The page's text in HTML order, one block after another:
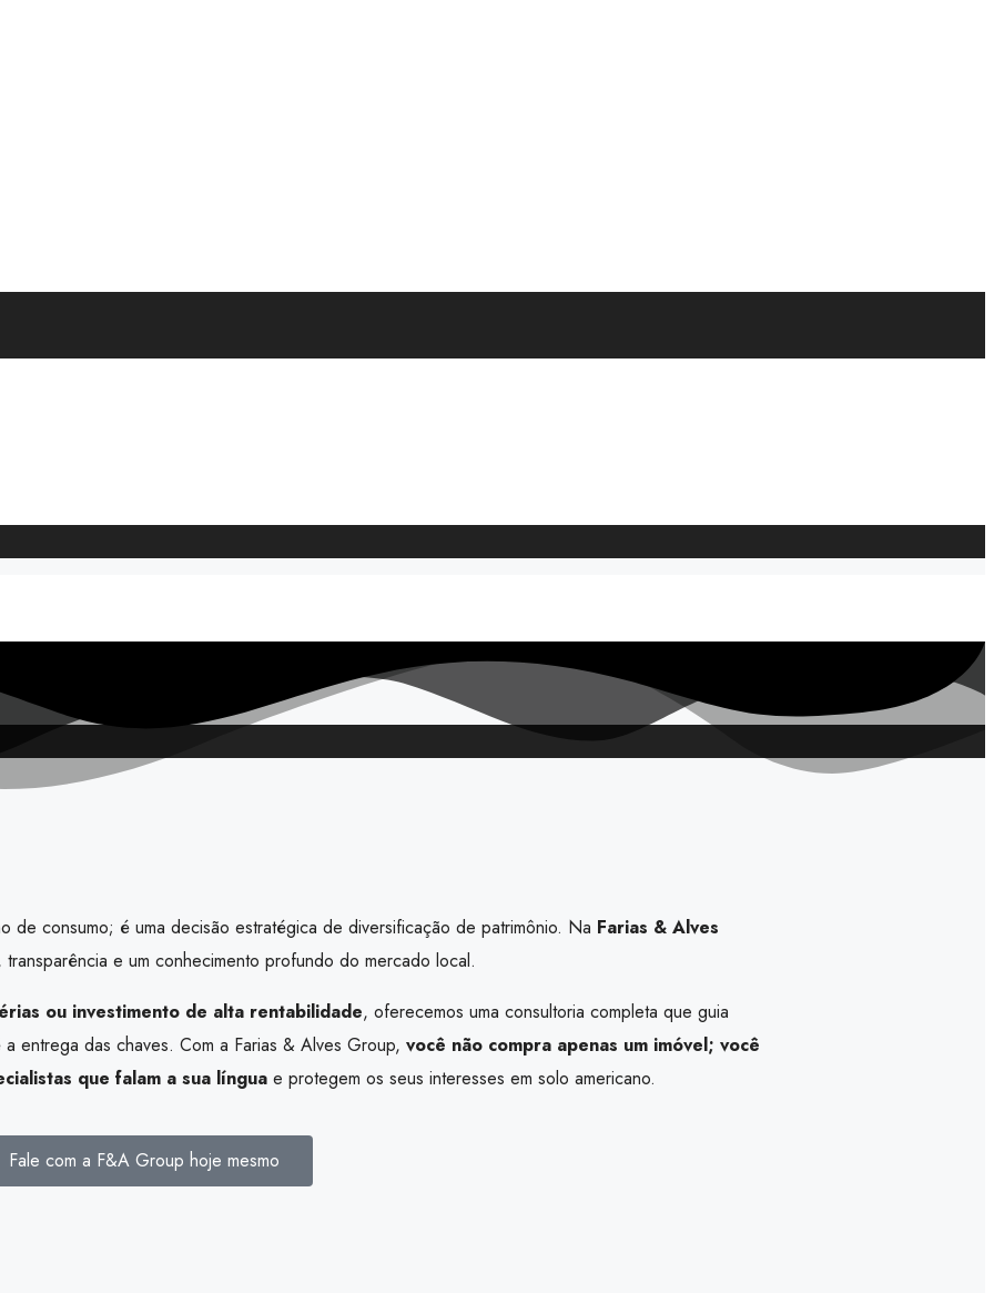
de consumo; é uma decisão estratégica de diversificação de patrimônio. Na Farias & Alves
e um conhecimento profundo do mercado local.
ou investimento de alta rentabilidade, oferecemos uma consultoria completa que guia
entrega das chaves. Com a Farias & Alves Group, você não compra apenas um imóvel; você
que falam a sua língua e protegem os seus interesses em solo americano.
Fale com a F&A Group hoje mesmo